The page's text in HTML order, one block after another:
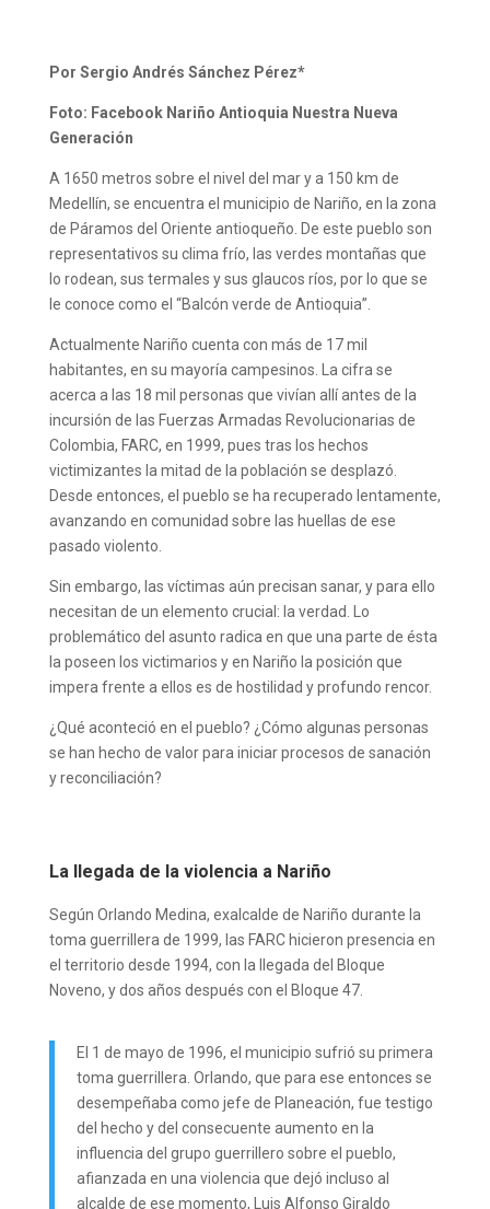
Por Sergio Andrés Sánchez Pérez*
Foto: Facebook Nariño Antioquia Nuestra Nueva
Generación
A 1650 metros sobre el nivel del mar y a 150 km de
Medellín, se encuentra el municipio de Nariño, en la zona
de Páramos del Oriente antioqueño. De este pueblo son
representativos su clima frío, las verdes montañas que
lo rodean, sus termales y sus glaucos ríos, por lo que se
le conoce como el “Balcón verde de Antioquia”.
Actualmente Nariño cuenta con más de 17 mil
habitantes, en su mayoría campesinos. La cifra se
acerca a las 18 mil personas que vivían allí antes de la
incursión de las Fuerzas Armadas Revolucionarias de
Colombia, FARC, en 1999, pues tras los hechos
victimizantes la mitad de la población se desplazó.
Desde entonces, el pueblo se ha recuperado lentamente,
avanzando en comunidad sobre las huellas de ese
pasado violento.
Sin embargo, las víctimas aún precisan sanar, y para ello
necesitan de un elemento crucial: la verdad. Lo
problemático del asunto radica en que una parte de ésta
la poseen los victimarios y en Nariño la posición que
impera frente a ellos es de hostilidad y profundo rencor.
¿Qué aconteció en el pueblo? ¿Cómo algunas personas
se han hecho de valor para iniciar procesos de sanación
y reconciliación?
La llegada de la violencia a Nariño
Según Orlando Medina, exalcalde de Nariño durante la
toma guerrillera de 1999, las FARC hicieron presencia en
el territorio desde 1994, con la llegada del Bloque
Noveno, y dos años después con el Bloque 47.
El 1 de mayo de 1996, el municipio sufrió su primera
toma guerrillera. Orlando, que para ese entonces se
desempeñaba como jefe de Planeación, fue testigo
del hecho y del consecuente aumento en la
influencia del grupo guerrillero sobre el pueblo,
afianzada en una violencia que dejó incluso al
alcalde de ese momento, Luis Alfonso Giraldo